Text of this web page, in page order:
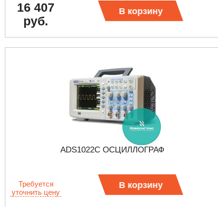
16 407
руб.
В корзину
ADS1022C ОСЦИЛЛОГРАФ
Требуется
уточнить цену
В корзину